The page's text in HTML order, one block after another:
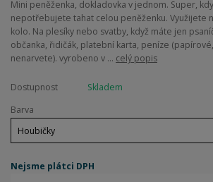
Mini peněženka, dokladovka v jednom. Super,
nepotřebujete tahat celou peněženku. Využijete
kolo. Na plesíky nebo svatby, když máte jen
občanka, řidičák, platební karta, peníze
nenarvete). vyrobeno v ... celý popis
Dostupnost
Skladem
Barva
Nejsme plátci DPH